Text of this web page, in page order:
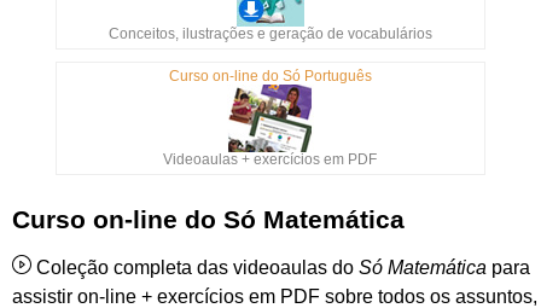
Conceitos, ilustrações e geração de vocabulários
Curso on-line do Só Português
Videoaulas + exercícios em PDF
Curso on-line do Só Matemática
Coleção completa das videoaulas do Só Matemática para
assistir on-line + exercícios em PDF sobre todos os assuntos,